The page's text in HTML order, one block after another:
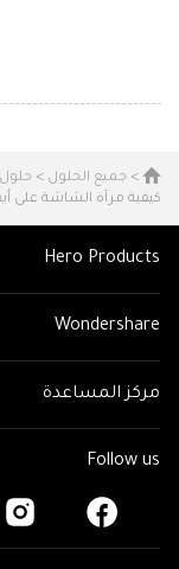
> جميع الحلول >
كيفية مرآة الشاشة على أيفون 8 وأيفون
Hero Products
Wondershare
مركز المساعدة
Follow us